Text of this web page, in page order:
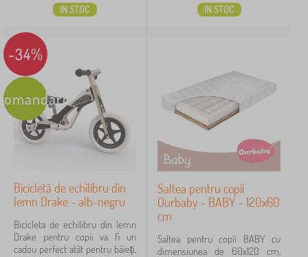
IN STOC IN STOC
-34%
Bicicletă de echilibru din
lemn Drake - alb-negru
Bicicleta de echilibru din lemn
Drake pentru copii va fi un
cadou perfect atât pentru băieți,
Saltea pentru copii
Ourbaby - BABY - 120x60
cm
Saltea pentru copii BABY cu
dimensiunea de 60x120 cm,